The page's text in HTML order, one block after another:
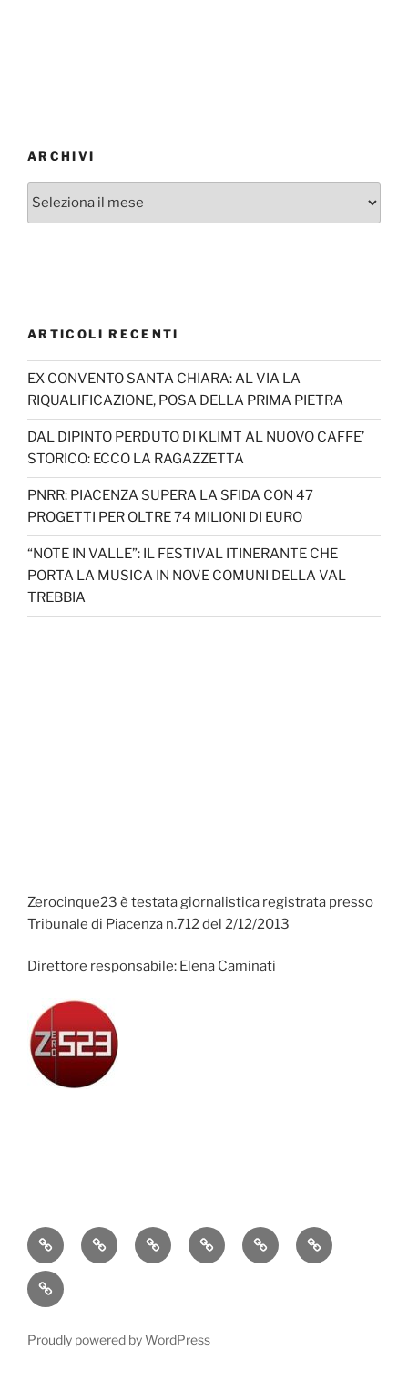
ARCHIVI
Archivi
ARTICOLI RECENTI
EX CONVENTO SANTA CHIARA: AL VIA LA
RIQUALIFICAZIONE, POSA DELLA PRIMA PIETRA
DAL DIPINTO PERDUTO DI KLIMT AL NUOVO CAFFE’
STORICO: ECCO LA RAGAZZETTA
PNRR: PIACENZA SUPERA LA SFIDA CON 47
PROGETTI PER OLTRE 74 MILIONI DI EURO
“NOTE IN VALLE”: IL FESTIVAL ITINERANTE CHE
PORTA LA MUSICA IN NOVE COMUNI DELLA VAL
TREBBIA
Zerocinque23 è testata giornalistica registrata presso
Tribunale di Piacenza n.712 del 2/12/2013
Direttore responsabile: Elena Caminati
AttualitàCronacaPolitica EconomiaCultura Sport
Contatti
Proudly powered by WordPress